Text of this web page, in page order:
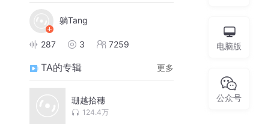
躺Tang
287 3 7259
TA的专辑 更多
珊越拾穗
124.4万
电脑版
公众号